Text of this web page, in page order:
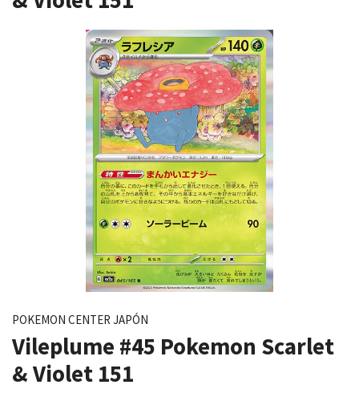
POKEMON CENTER JAPÓN
Vileplume #45 Pokemon Scarlet
& Violet 151